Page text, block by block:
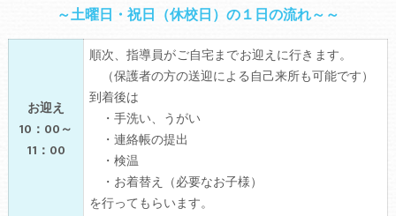
～土曜日・祝日（休校日）の１日の流れ～～
お迎え
10：00～
11：00
順次、 指導員がご自宅までお迎えに行きます。
（保護者の方の送迎による自己来所も可能です）
到着後は
・手洗い、うがい
・連絡帳の提出
・検温
・お着替え（必要なお子様）
を行ってもらいます。